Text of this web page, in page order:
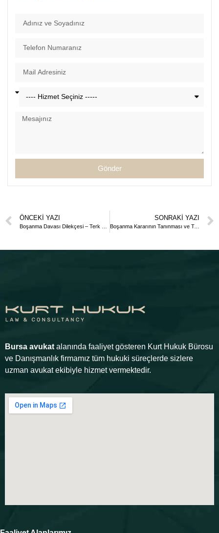
Gönder
ÖNCEKI YAZI SONRAKI YAZI
Boşanma Kararının Tanınması ve Tenfizi Davası
Bursa avukat alanında faaliyet gösteren Kurt Hukuk Bürosu
ve Danışmanlık firmamız tüm hukuki süreçlerde sizlere
uzman avukat ekibiyle hizmet vermektedir.